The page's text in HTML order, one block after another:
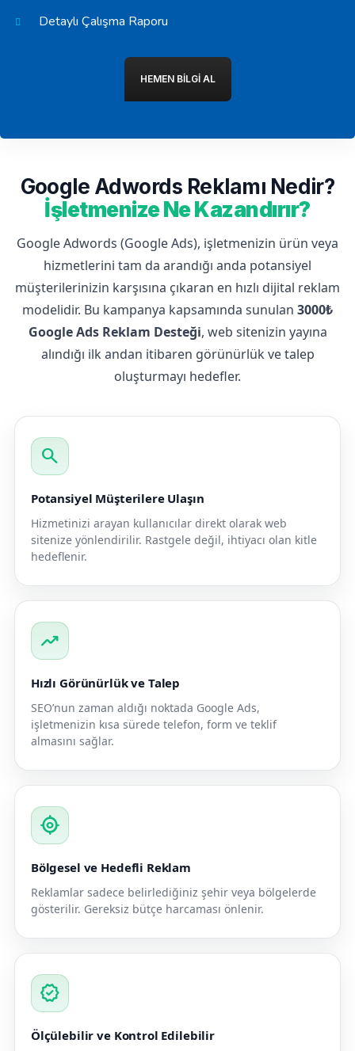
Detaylı Çalışma Raporu
HEMEN BILGI AL
Google Adwords Reklamı Nedir?
İşletmenize Ne Kazandırır?
Google Adwords (Google Ads), işletmenizin ürün veya
hizmetlerini tam da arandığı anda potansiyel
müşterilerinizin karşısına çıkaran en hızlı dijital reklam
modelidir. Bu kampanya kapsamında sunulan 3000₺
Google Ads Reklam Desteği, web sitenizin yayına
alındığı ilk andan itibaren görünürlük ve talep
oluşturmayı hedefler.
search
Potansiyel Müşterilere Ulaşın
Hizmetinizi arayan kullanıcılar direkt olarak web
sitenize yönlendirilir. Rastgele değil, ihtiyacı olan kitle
hedeflenir.
trending_up
Hızlı Görünürlük ve Talep
SEO’nun zaman aldığı noktada Google Ads,
işletmenizin kısa sürede telefon, form ve teklif
almasını sağlar.
my_location
Bölgesel ve Hedefli Reklam
Reklamlar sadece belirlediğiniz şehir veya bölgelerde
gösterilir. Gereksiz bütçe harcaması önlenir.
verified
Ölçülebilir ve Kontrol Edilebilir